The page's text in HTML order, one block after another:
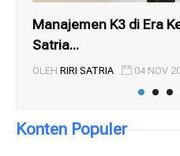
Manajemen K3 di Era
Satria...
OLEH RIRI SATRIA 04 NOV
Konten Populer